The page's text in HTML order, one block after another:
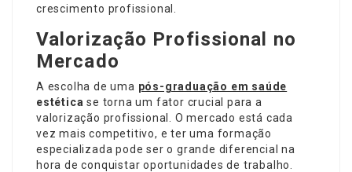
crescimento profissional.
Valorização Profissional no
Mercado
A escolha de uma pós-graduação em saúde
estética se torna um fator crucial para a
valorização profissional. O mercado está cada
vez mais competitivo, e ter uma formação
especializada pode ser o grande diferencial na
hora de conquistar oportunidades de trabalho.